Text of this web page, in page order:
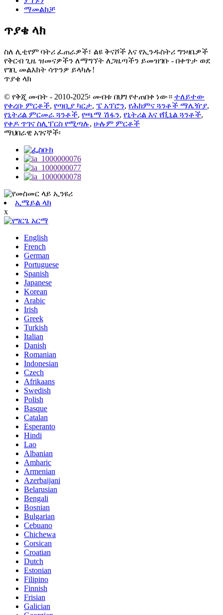
ማመልከቻ
ጥያቄ ላክ
ስለ ሊቲየም ባትሪ ፈጠራዎች፣ ልዩ ቅናሾች እና የኢንዱስትሪ ግንዛቤዎች
የቅርብ ጊዜ ዝመናዎችን ለማግኘት ለጋዜጣችን ይመዝገቡ - በቀጥታ ወደ
የገቢ መልእክት ሳጥንዎ ይላካሉ!
ጥያቄ ላክ
© የቅጂ መብት - 2010-2025፡ መብቱ በህግ የተጠበቀ ነው። ተለይተው
የቀረቡ ምርቶች, የጣቢያ ካርታ, ፔ አፕሮን, የሕክምና ጓንቶች ማሌዥያ,
የኒትሪል ምርመራ ጓንቶች, የጫማ ሽፋን, የኒትሪል እና የቪኒል ጓንቶች,
የቀዶ ጥገና ስሊፐርስ የሚጣሉ, ሁሉም ምርቶች
ማህበራዊ አገናኞች፡
ኢሜይል ላክ
x
English
French
German
Portuguese
Spanish
Japanese
Korean
Arabic
Irish
Greek
Turkish
Italian
Danish
Romanian
Indonesian
Czech
Afrikaans
Swedish
Polish
Basque
Catalan
Esperanto
Hindi
Lao
Albanian
Amharic
Armenian
Azerbaijani
Belarusian
Bengali
Bosnian
Bulgarian
Cebuano
Chichewa
Corsican
Croatian
Dutch
Estonian
Filipino
Finnish
Frisian
Galician